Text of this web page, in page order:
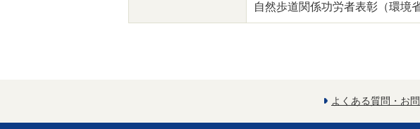
自然歩道関係功労者表彰（環境省
よくある質問・お